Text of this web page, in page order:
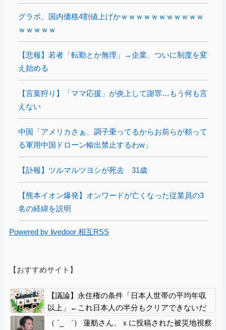
グラボ、国内価格4割値上げかｗｗｗｗｗｗｗｗｗｗｗ
ｗｗｗｗｗ
【悲報】若者「転勤とか無理」→企業、ついに制度を変
え始める
【言葉狩り】「ママ応援」が炎上して謝罪…もう何も言
えない
中国「アメリカさぁ、調子乗ってるからお前らが頼って
る軍用中国ドローン輸出禁止するわw」
【訃報】ツルマルツヨシが死去 31歳
【熊本イオン爆発】オンワードが亡くなった従業員の3
名の経緯を説明
Powered by livedoor 相互RSS
【おすすめサイト】
【議論】永住権の条件「日本人世帯の平均年収
以上」←これ日本人の半分もクリアできないだ
ろ
（ ´_ゝ`） 蓮舫さん、ｘに投稿された被災地視察